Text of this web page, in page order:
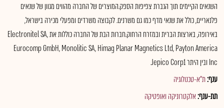
השנאים הקיימים תוך הגברת צפיפות הספק.המוצרים של החברה מהווים מגוון של שנאים
פלנאריים, כולל את שנאי מדף כמו גם משרנים. לקבוצה משרדים ומפעלי מכירה בישראל,
באירופה, בארצות הברית ובמזרח הרחוק.חברות הבת של החברה כוללות את Electronitel SA,
Eurocomp GmbH, Monolitic SA, Himag Planar Magnetics Ltd, Payton America
Inc ובין היתר Jepico Corp1.
ענף:ת"א-טכנולוגיה
תת-ענף:אלקטרוניקה ואופטיקה